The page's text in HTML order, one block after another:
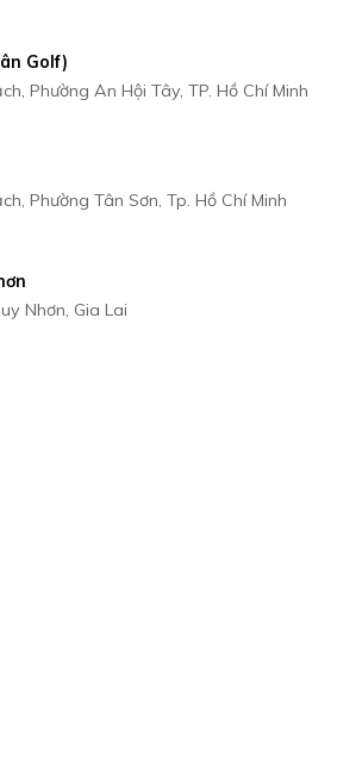
Golf)
Phường An Hội Tây, TP. Hồ Chí Minh
Phường Tân Sơn, Tp. Hồ Chí Minh
Nhơn, Gia Lai